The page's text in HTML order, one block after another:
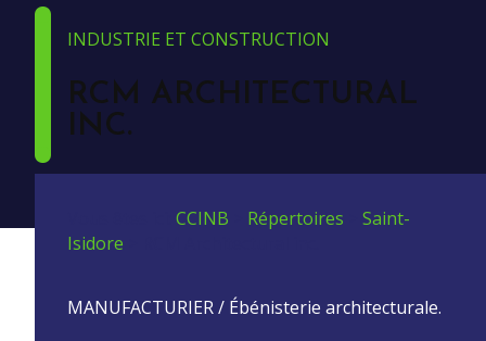
INDUSTRIE ET CONSTRUCTION
RCM ARCHITECTURAL
INC.
CCINB Répertoires
Saint-
Isidore
MANUFACTURIER / Ébénisterie architecturale.